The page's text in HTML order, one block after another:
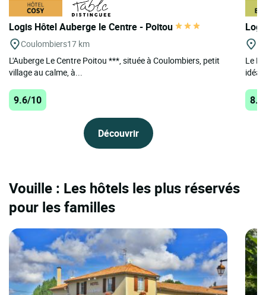
Logis Hôtel Auberge le Centre - Poitou
Coulombiers17 km
L'Auberge Le Centre Poitou ***, située à Coulombiers, petit
village au calme, à...
9.6/10
Découvrir
Le
Vouille : Les hôtels les plus réservés
pour les familles